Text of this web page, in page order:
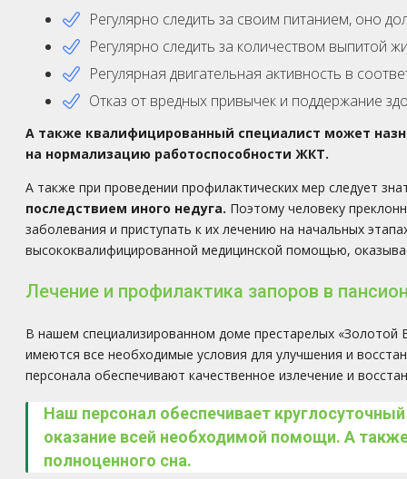
Регулярно следить за своим питанием, оно
Регулярно следить за количеством выпитой
Регулярная двигательная активность в
Отказ от вредных привычек и поддержание
А также квалифицированный специалист может
на нормализацию работоспособности ЖКТ.
А также при проведении профилактических мер следует
последствием иного недуга. Поэтому человеку
заболевания и приступать к их лечению на начальных
высококвалифицированной медицинской помощью,
Лечение и профилактика запоров в
В нашем специализированном доме престарелых
имеются все необходимые условия для улучшения и
персонала обеспечивают качественное излечение и
Наш персонал обеспечивает
оказание всей необходимой помощи. А
полноценного сна.